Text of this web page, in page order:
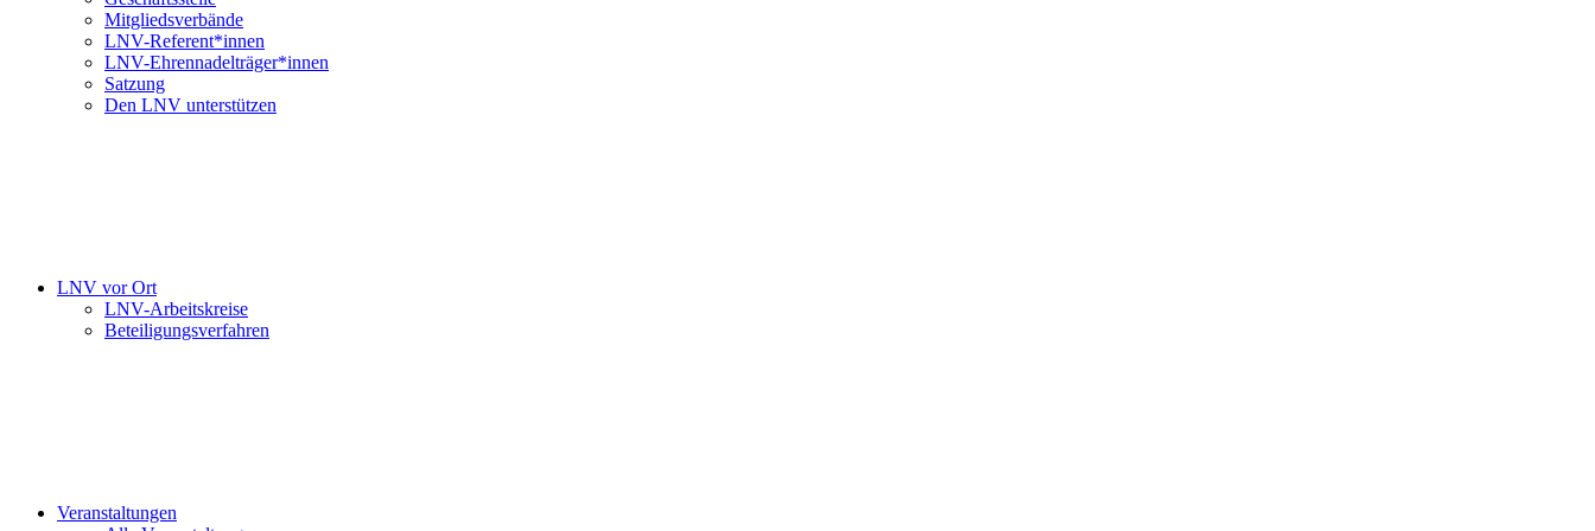
Mitgliedsverbände
LNV-Referent*innen
LNV-Ehrennadelträger*innen
Satzung
Den LNV unterstützen
LNV vor Ort
LNV-Arbeitskreise
Beteiligungsverfahren
Veranstaltungen